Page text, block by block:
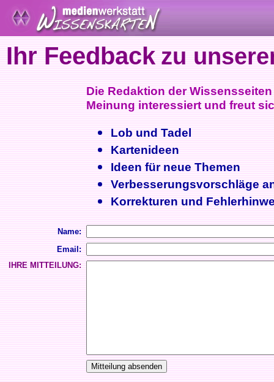
Ihr Feedback zu
Die Redaktion der
Meinung interessiert und freut
Lob und Tadel
Kartenideen
Ideen für neue Themen
Verbesserungsvorschläge
Korrekturen und
Name:
Email:
IHRE MITTEILUNG: